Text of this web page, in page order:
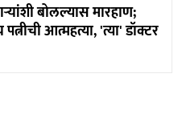
बोलल्यास मारहाण;
आत्महत्या, 'त्या' डॉक्टर